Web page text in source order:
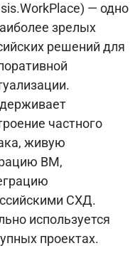
— одно
зрелых
решений для
частного
живую
ВМ,
СХД.
используется
проектах.